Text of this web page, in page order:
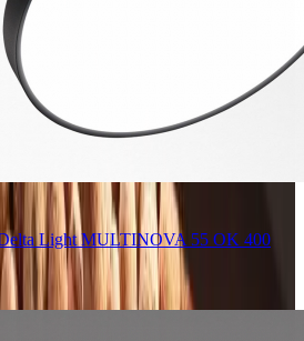
Light MULTINOVA 55 OK 400